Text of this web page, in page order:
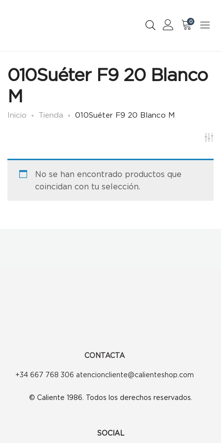
0
010Suéter F9 20 Blanco
M
Inicio Tienda 010Suéter F9 20 Blanco M
No se han encontrado productos que
coincidan con tu selección.
CONTACTA
+34 667 768 306 atencioncliente@calienteshop.com
© Caliente 1986. Todos los derechos reservados.
SOCIAL